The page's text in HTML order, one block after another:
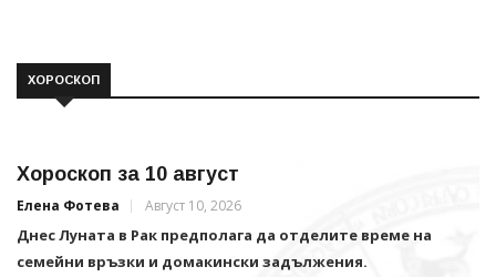
ХОРОСКОП
Хороскоп за 10 август
Елена Фотева Август 10, 2026
Днес Луната в Рак предполага да отделите време на
семейни връзки и домакински задължения.